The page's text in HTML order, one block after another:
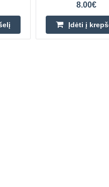
8.00€
Įdėti į